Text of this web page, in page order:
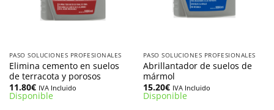
PASO SOLUCIONES PROFESIONALES
Elimina cemento en suelos
de terracota y porosos
11.80€ IVA Incluido
Disponible
PASO SOLUCIONES PROFESIONALES
Abrillantador de suelos de
mármol
15.20€ IVA Incluido
Disponible